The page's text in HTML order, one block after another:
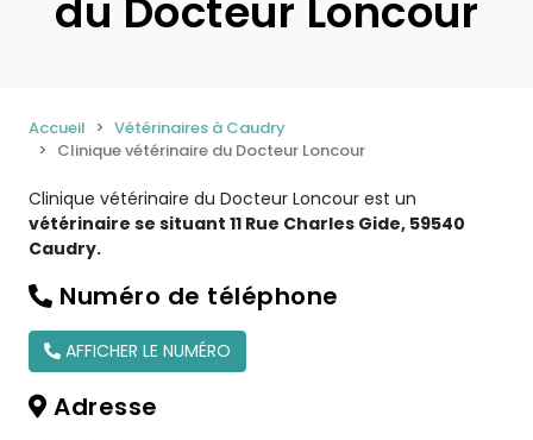
du Docteur Loncour
Accueil
Vétérinaires à Caudry
Clinique vétérinaire du Docteur Loncour
Clinique vétérinaire du Docteur Loncour est un
vétérinaire se situant 11 Rue Charles Gide, 59540
Caudry.
Numéro de téléphone
AFFICHER LE NUMÉRO
Adresse